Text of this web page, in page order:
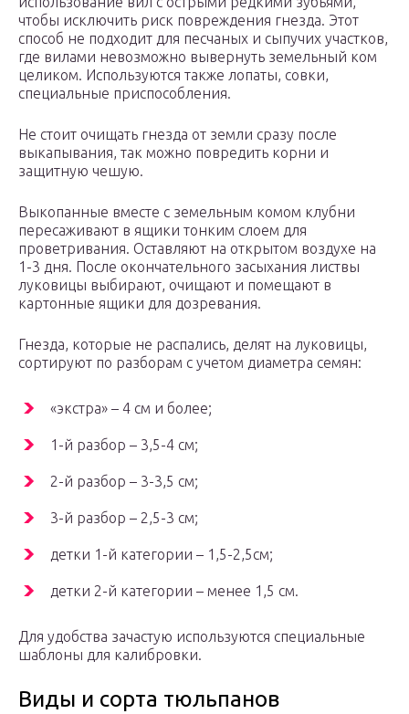
чтобы исключить риск повреждения гнезда. Этот
способ не подходит для песчаных и сыпучих участков,
где вилами невозможно вывернуть земельный ком
целиком. Используются также лопаты, совки,
специальные приспособления.
Не стоит очищать гнезда от земли сразу после
выкапывания, так можно повредить корни и
защитную чешую.
Выкопанные вместе с земельным комом клубни
пересаживают в ящики тонким слоем для
проветривания. Оставляют на открытом воздухе на
1-3 дня. После окончательного засыхания листвы
луковицы выбирают, очищают и помещают в
картонные ящики для дозревания.
Гнезда, которые не распались, делят на луковицы,
сортируют по разборам с учетом диаметра семян:
«экстра» – 4 см и более;
1-й разбор – 3,5-4 см;
2-й разбор – 3-3,5 см;
3-й разбор – 2,5-3 см;
детки 1-й категории – 1,5-2,5см;
детки 2-й категории – менее 1,5 см.
Для удобства зачастую используются специальные
шаблоны для калибровки.
Виды и сорта тюльпанов